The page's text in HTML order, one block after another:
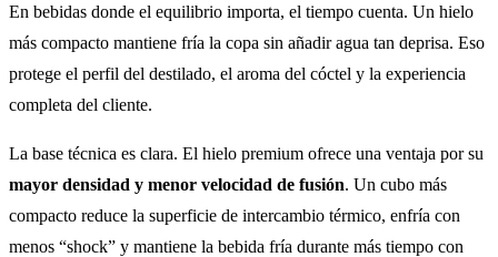
En bebidas donde el equilibrio importa, el tiempo cuenta. Un hielo
más compacto mantiene fría la copa sin añadir agua tan deprisa. Eso
protege el perfil del destilado, el aroma del cóctel y la experiencia
completa del cliente.
La base técnica es clara. El hielo premium ofrece una ventaja por su
mayor densidad y menor velocidad de fusión. Un cubo más
compacto reduce la superficie de intercambio térmico, enfría con
menos “shock” y mantiene la bebida fría durante más tiempo con